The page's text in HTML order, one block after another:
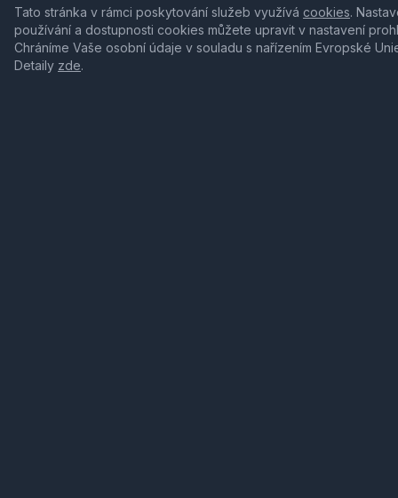
Tato stránka v rámci poskytování služeb využívá cookies.
používání a dostupnosti cookies můžete upravit v nastavení
Chráníme Vaše osobní údaje v souladu s nařízením Evropské
Detaily zde.